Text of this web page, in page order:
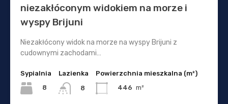
niezakłóconym widokiem na morze i
wyspy Brijuni
Niezakłócony widok na morze na wyspy Brijuni z
cudownymi zachodami…
Sypialnia
8
Lazienka
8
Powierzchnia mieszkalna (m²)
446 m²